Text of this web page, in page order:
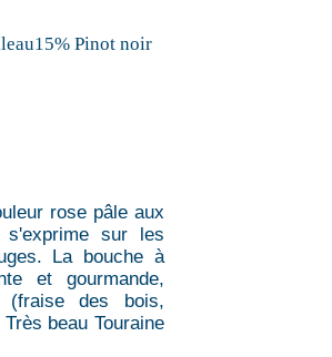
Pinot noir
rose pâle aux
s'exprime sur les
La bouche à
et gourmande,
(fraise des bois,
beau Touraine